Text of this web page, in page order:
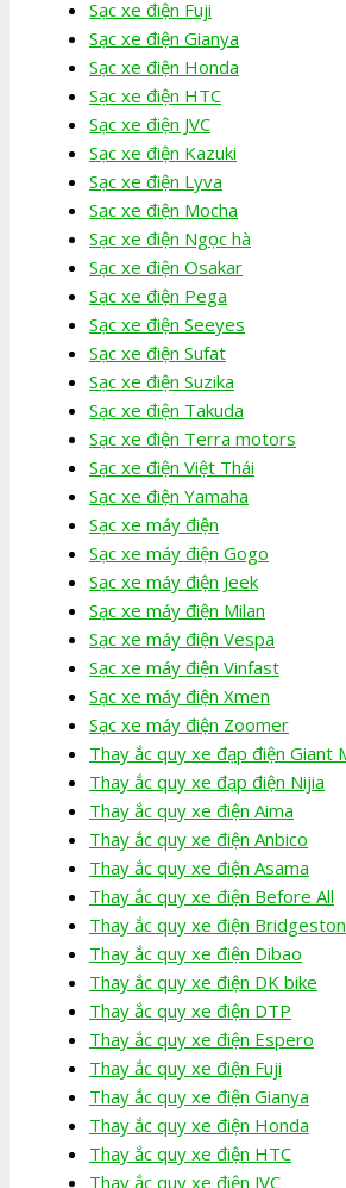
Sạc xe điện Fuji
Sạc xe điện Gianya
Sạc xe điện Honda
Sạc xe điện HTC
Sạc xe điện JVC
Sạc xe điện Kazuki
Sạc xe điện Lyva
Sạc xe điện Mocha
Sạc xe điện Ngọc hà
Sạc xe điện Osakar
Sạc xe điện Pega
Sạc xe điện Seeyes
Sạc xe điện Sufat
Sạc xe điện Suzika
Sạc xe điện Takuda
Sạc xe điện Terra motors
Sạc xe điện Việt Thái
Sạc xe điện Yamaha
Sạc xe máy điện
Sạc xe máy điện Gogo
Sạc xe máy điện Jeek
Sạc xe máy điện Milan
Sạc xe máy điện Vespa
Sạc xe máy điện Vinfast
Sạc xe máy điện Xmen
Sạc xe máy điện Zoomer
Thay ắc quy xe đạp điện Giant
Thay ắc quy xe đạp điện Nijia
Thay ắc quy xe điện Aima
Thay ắc quy xe điện Anbico
Thay ắc quy xe điện Asama
Thay ắc quy xe điện Before All
Thay ắc quy xe điện
Thay ắc quy xe điện Dibao
Thay ắc quy xe điện DK bike
Thay ắc quy xe điện DTP
Thay ắc quy xe điện Espero
Thay ắc quy xe điện Fuji
Thay ắc quy xe điện Gianya
Thay ắc quy xe điện Honda
Thay ắc quy xe điện HTC
Thay ắc quy xe điện JVC